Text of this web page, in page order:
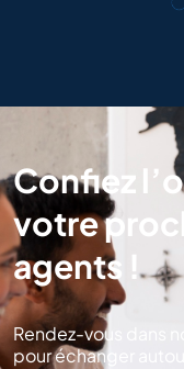
Confiez
votre
agents !
Rendez-vous dans
pour échanger